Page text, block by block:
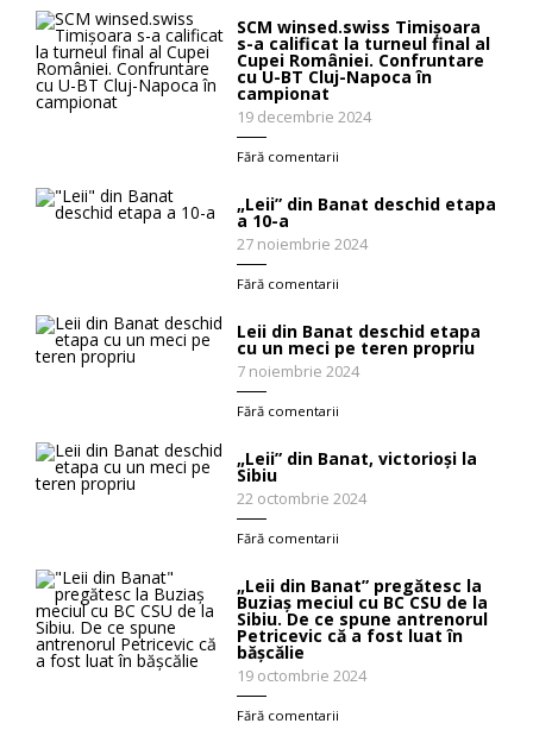
SCM winsed.swiss Timișoara
s-a calificat la turneul final al
Cupei României. Confruntare
cu U-BT Cluj-Napoca în
campionat
19 decembrie 2024
Fără comentarii
„Leii” din Banat deschid etapa
a 10-a
27 noiembrie 2024
Fără comentarii
Leii din Banat deschid etapa
cu un meci pe teren propriu
7 noiembrie 2024
Fără comentarii
„Leii” din Banat, victorioși la
Sibiu
22 octombrie 2024
Fără comentarii
„Leii din Banat” pregătesc la
Buziaș meciul cu BC CSU de la
Sibiu. De ce spune antrenorul
Petricevic că a fost luat în
bășcălie
19 octombrie 2024
Fără comentarii